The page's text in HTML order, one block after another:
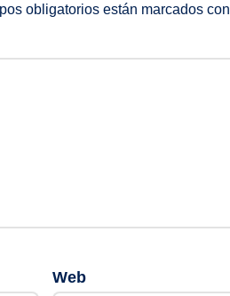
obligatorios están marcados con
Web